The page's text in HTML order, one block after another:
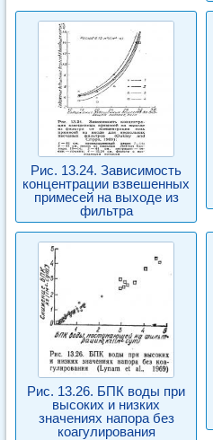
Рис. 13.24. Зависимость
концентрации взвешенных
примесей на выходе из
фильтра
Рис. 13.26. БПК воды при
высоких и низких
значениях напора без
коагулирования